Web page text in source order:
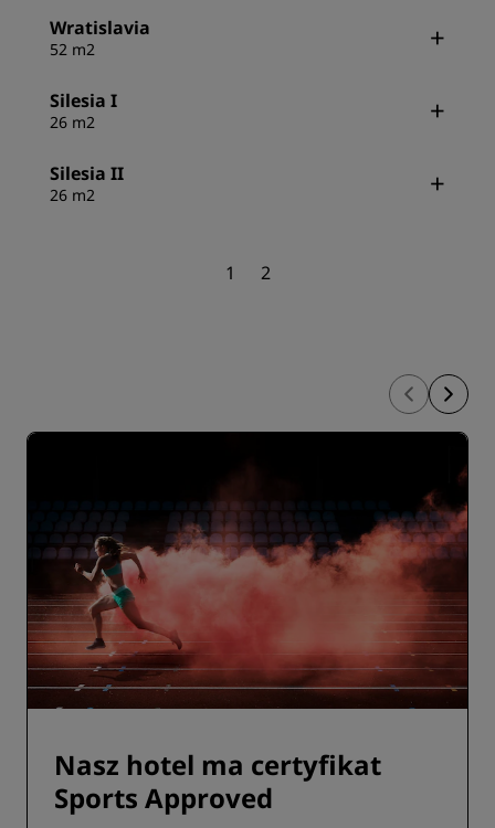
Wratislavia
52 m2
Silesia I
26 m2
Silesia II
26 m2
1 2
Nasz hotel ma certyfikat
Sports Approved